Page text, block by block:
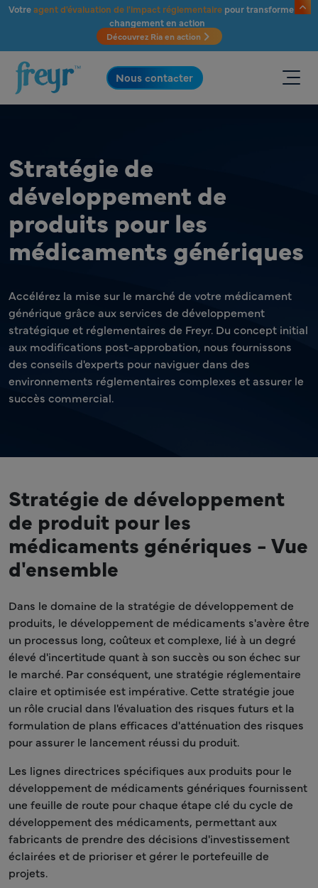
Passer au contenu principal
Votreagent d'évaluation de l'impact réglementairepour transformer le
changement en action
Découvrez Ria en action
.
Nous contacter
Stratégie de
développement de
produits pour les
médicaments génériques
Accélérez la mise sur le marché de votre médicament
générique grâce aux services de développement
stratégique et réglementaires de Freyr. Du concept initial
aux modifications post-approbation, nous fournissons
des conseils d'experts pour naviguer dans des
environnements réglementaires complexes et assurer le
succès commercial.
Stratégie de développement
de produit pour les
médicaments génériques - Vue
d'ensemble
Dans le domaine de la stratégie de développement de
produits, le développement de médicaments s'avère être
un processus long, coûteux et complexe, lié à un degré
élevé d'incertitude quant à son succès ou son échec sur
le marché. Par conséquent, une stratégie réglementaire
claire et optimisée est impérative. Cette stratégie joue
un rôle crucial dans l'évaluation des risques futurs et la
formulation de plans efficaces d'atténuation des risques
pour assurer le lancement réussi du produit.
Les lignes directrices spécifiques aux produits pour le
développement de médicaments génériques fournissent
une feuille de route pour chaque étape clé du cycle de
développement des médicaments, permettant aux
fabricants de prendre des décisions d'investissement
éclairées et de prioriser et gérer le portefeuille de
projets.